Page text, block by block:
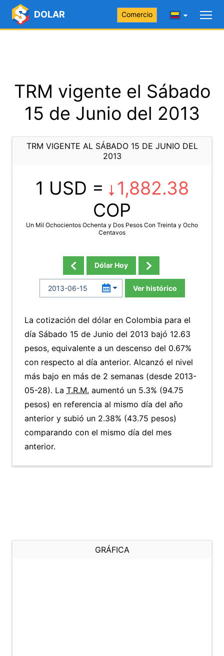
DOLAR Comercio
TRM vigente el Sábado
15 de Junio del 2013
TRM VIGENTE AL SÁBADO 15 DE JUNIO DEL
2013
1 USD =
1,882.38
COP
Un Mil Ochocientos Ochenta y Dos Pesos Con Treinta y Ocho
Centavos
Dólar Hoy
Ver histórico
La cotización del dólar en Colombia para el
día Sábado 15 de Junio del 2013 bajó 12.63
pesos, equivalente a un descenso del 0.67%
con respecto al día anterior. Alcanzó el nivel
más bajo en más de 2 semanas (desde 2013-
05-28). La T.R.M. aumentó un 5.3% (94.75
pesos) en referencia al mismo día del año
anterior y subió un 2.38% (43.75 pesos)
comparando con el mismo día del mes
anterior.
GRÁFICA